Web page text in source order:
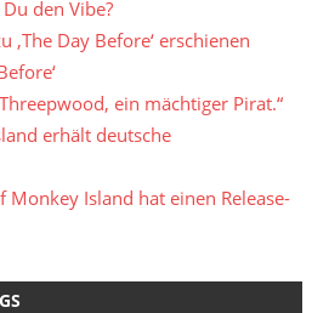
den Vibe?
‚The Day Before‘ erschienen
ein mächtiger Pirat.“
erhält deutsche
Monkey Island hat einen Release-